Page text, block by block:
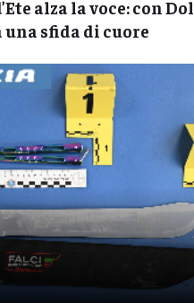
alza la voce: con
sfida di cuore